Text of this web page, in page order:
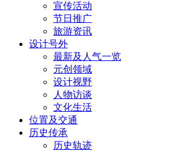
宣传活动
节日推广
旅游资讯
设计号外
最新及人气一览
元创领域
设计视野
人物访谈
文化生活
位置及交通
历史传承
历史轨迹